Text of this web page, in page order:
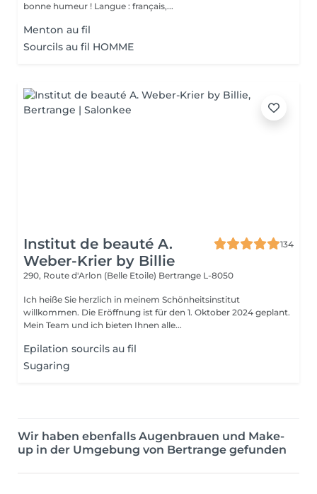
bonne humeur ! Langue : français,...
Menton au fil
Sourcils au fil HOMME
Institut de beauté A.
Weber-Krier by Billie
134
290, Route d'Arlon (Belle Etoile) Bertrange L-8050
Ich heiße Sie herzlich in meinem Schönheitsinstitut
willkommen. Die Eröffnung ist für den 1. Oktober 2024 geplant.
Mein Team und ich bieten Ihnen alle...
Epilation sourcils au fil
Sugaring
Wir haben ebenfalls Augenbrauen und Make-
up in der Umgebung von Bertrange gefunden